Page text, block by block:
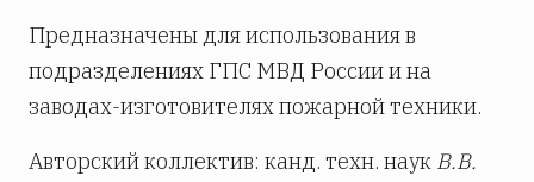
Предназначены для использования в
подразделениях ГПС МВД России и на
заводах-изготовителях пожарной техники.
Авторский коллектив: канд. техн. наук В.В.